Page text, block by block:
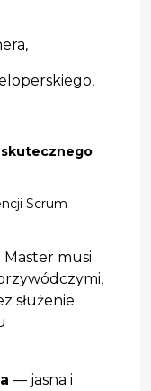
Scrum
musi
służenie
— jasna i